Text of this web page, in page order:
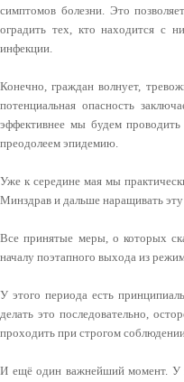
симптомов болезни. Это
оградить тех, кто находится с
инфекции.
Конечно, граждан волнует,
потенциальная опасность
эффективнее мы будем
преодолеем эпидемию.
Уже к середине мая мы
Минздрав и дальше наращивать
Все принятые меры, о которых
началу поэтапного выхода из
У этого периода есть
делать это последовательно,
проходить при строгом
И ещё один важнейший момент. У